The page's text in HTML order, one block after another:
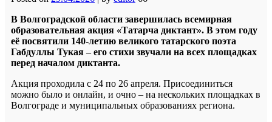
В Волгоградской области завершилась всемирная
образовательная акция «Татарча диктант». В этом году
её посвятили 140-летию великого татарского поэта
Габдуллы Тукая – его стихи звучали на всех площадках
перед началом диктанта.
Акция проходила с 24 по 26 апреля. Присоединиться
можно было и онлайн, и очно – на нескольких площадках в
Волгограде и муниципальных образованиях региона.